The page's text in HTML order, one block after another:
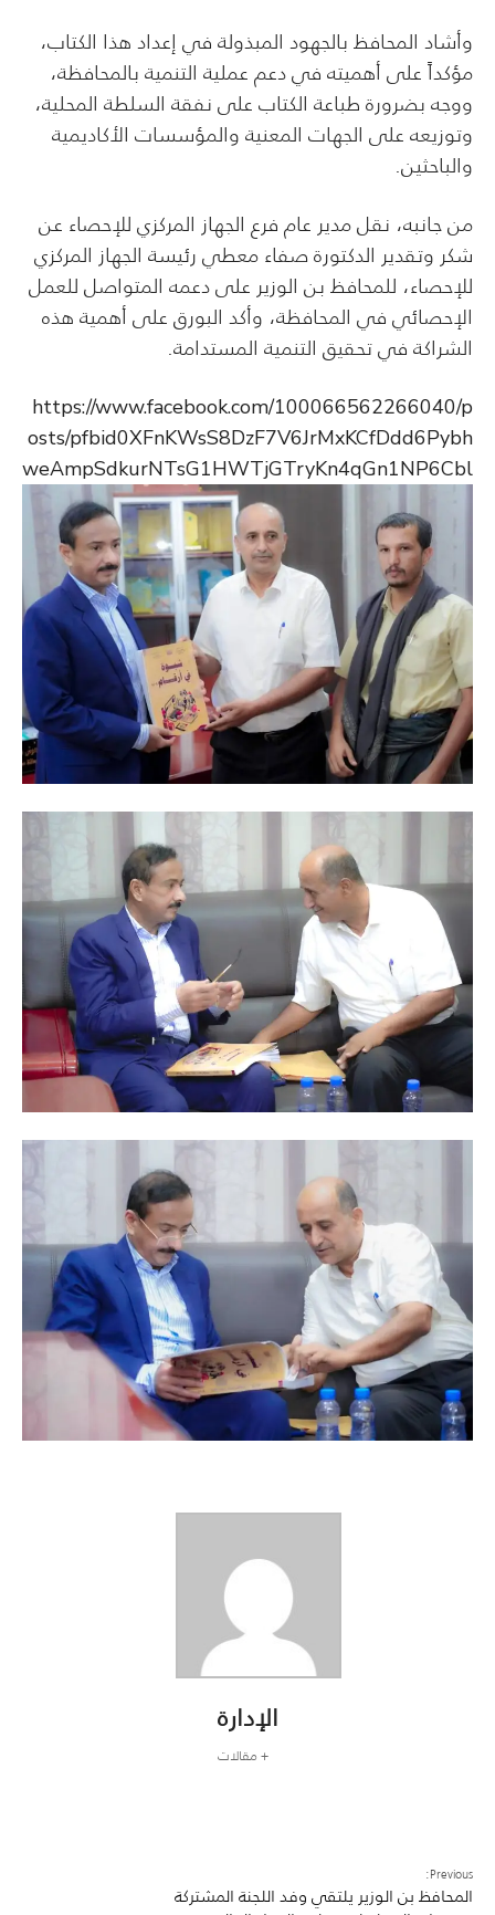
وأشاد المحافظ بالجهود المبذولة في إعداد هذا الكتاب،
مؤكداً على أهميته في دعم عملية التنمية بالمحافظة،
ووجه بضرورة طباعة الكتاب على نفقة السلطة المحلية،
وتوزيعه على الجهات المعنية والمؤسسات الأكاديمية
والباحثين.
من جانبه، نقل مدير عام فرع الجهاز المركزي للإحصاء عن
شكر وتقدير الدكتورة صفاء معطي رئيسة الجهاز المركزي
للإحصاء، للمحافظ بن الوزير على دعمه المتواصل للعمل
الإحصائي في المحافظة، وأكد البورق على أهمية هذه
الشراكة في تحقيق التنمية المستدامة.
https://www.facebook.com/100066562266040/p
osts/pfbid0XFnKWsS8DzF7V6JrMxKCfDdd6Pybh
weAmpSdkurNTsG1HWTjGTryKn4qGn1NP6Cbl
الإدارة
+ مقالات
Previous:
المحافظ بن الوزير يلتقي وفد اللجنة المشتركة